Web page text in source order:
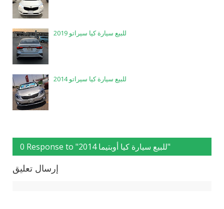
للبيع سيارة كيا سيراتو 2019
للبيع سيارة كيا سيراتو 2014
0 Response to "للبيع سيارة كيا أوبتيما 2014"
إرسال تعليق